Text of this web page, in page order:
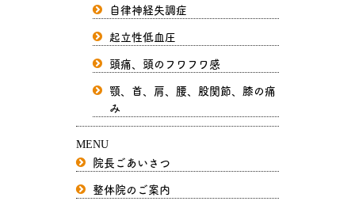
自律神経失調症
起立性低血圧
頭痛、頭のフワフワ感
顎、首、肩、腰、股関節、膝の痛
み
MENU
院長ごあいさつ
整体院のご案内